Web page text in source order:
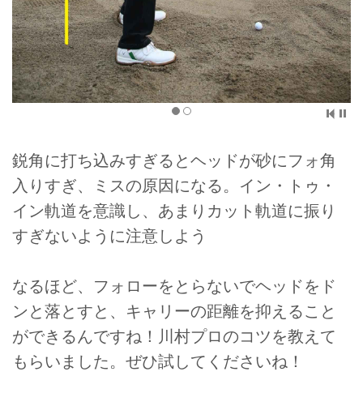
鋭角に打ち込みすぎるとヘッドが砂にフォ角
入りすぎ、ミスの原因になる。イン・トゥ・
イン軌道を意識し、あまりカット軌道に振り
すぎないように注意しよう
なるほど、フォローをとらないでヘッドをド
ンと落とすと、キャリーの距離を抑えること
ができるんですね！川村プロのコツを教えて
もらいました。ぜひ試してくださいね！